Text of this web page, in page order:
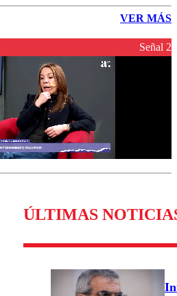
VER MÁS
Señal 2
ÚLTIMAS